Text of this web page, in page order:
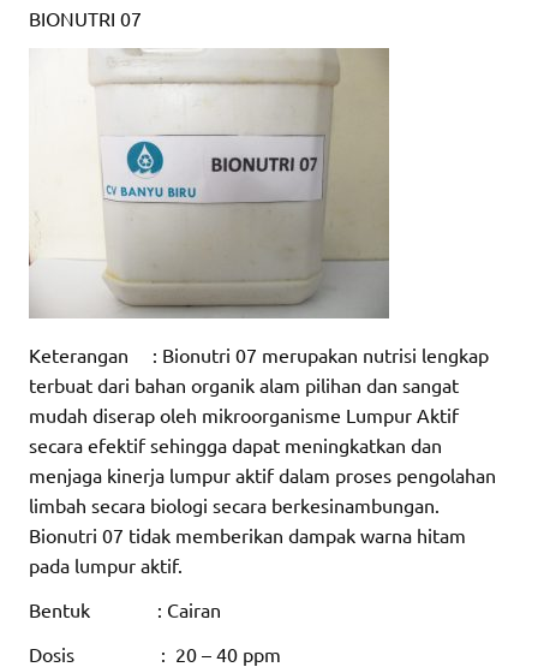
BIONUTRI 07
Keterangan : Bionutri 07 merupakan nutrisi lengkap
terbuat dari bahan organik alam pilihan dan sangat
mudah diserap oleh mikroorganisme Lumpur Aktif
secara efektif sehingga dapat meningkatkan dan
menjaga kinerja lumpur aktif dalam proses pengolahan
limbah secara biologi secara berkesinambungan.
Bionutri 07 tidak memberikan dampak warna hitam
pada lumpur aktif.
Bentuk : Cairan
Dosis : 20 – 40 ppm